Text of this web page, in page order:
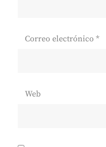
Correo electrónico *
Web